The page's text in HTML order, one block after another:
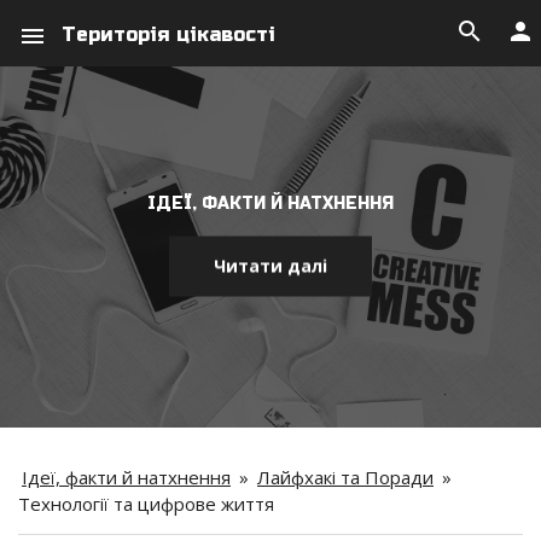
menu Територія цікавості person
search
ІДЕЇ, ФАКТИ Й НАТХНЕННЯ
Читати далі
Ідеї, факти й натхнення » Лайфхакі та Поради »
Технології та цифрове життя